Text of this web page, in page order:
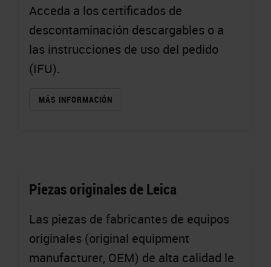
Acceda a los certificados de
descontaminación descargables o a
las instrucciones de uso del pedido
(IFU).
MÁS INFORMACIÓN
Piezas originales de Leica
Las piezas de fabricantes de equipos
originales (original equipment
manufacturer, OEM) de alta calidad le